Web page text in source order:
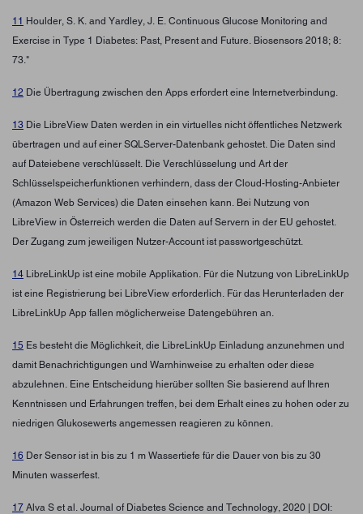
11 Houlder, S. K. and Yardley, J. E. Continuous Glucose Monitoring and
Exercise in Type 1 Diabetes: Past, Present and Future. Biosensors 2018; 8:
73."
12 Die Übertragung zwischen den Apps erfordert eine Internetverbindung.
13 Die LibreView Daten werden in ein virtuelles nicht öffentliches Netzwerk
übertragen und auf einer SQLServer-Datenbank gehostet. Die Daten sind
auf Dateiebene verschlüsselt. Die Verschlüsselung und Art der
Schlüsselspeicherfunktionen verhindern, dass der Cloud-Hosting-Anbieter
(Amazon Web Services) die Daten einsehen kann. Bei Nutzung von
LibreView in Österreich werden die Daten auf Servern in der EU gehostet.
Der Zugang zum jeweiligen Nutzer-Account ist passwortgeschützt.
14 LibreLinkUp ist eine mobile Applikation. Für die Nutzung von LibreLinkUp
ist eine Registrierung bei LibreView erforderlich. Für das Herunterladen der
LibreLinkUp App fallen möglicherweise Datengebühren an.
15 Es besteht die Möglichkeit, die LibreLinkUp Einladung anzunehmen und
damit Benachrichtigungen und Warnhinweise zu erhalten oder diese
abzulehnen. Eine Entscheidung hierüber sollten Sie basierend auf Ihren
Kenntnissen und Erfahrungen treffen, bei dem Erhalt eines zu hohen oder zu
niedrigen Glukosewerts angemessen reagieren zu können.
16 Der Sensor ist in bis zu 1 m Wassertiefe für die Dauer von bis zu 30
Minuten wasserfest.
17 Alva S et al. Journal of Diabetes Science and Technology, 2020 | DOI: